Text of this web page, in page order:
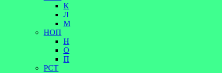
К
Л
М
НОП
Н
О
П
РСТ